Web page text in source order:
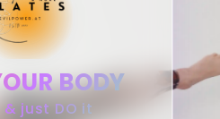
BODY
& just DO it